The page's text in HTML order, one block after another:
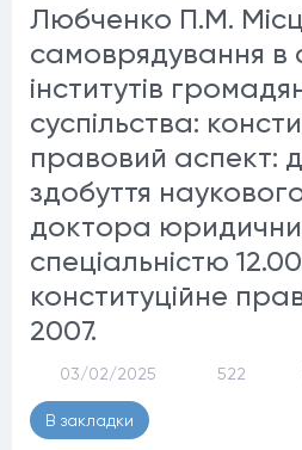
Любченко П.М.
самоврядування в
інститутів
суспільства:
правовий аспект:
здобуття
доктора
спеціальністю
конституційне
2007.
03/02/2025 522
В закладки